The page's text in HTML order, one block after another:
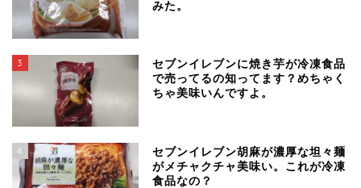
みた。
3
セブンイレブンに焼き芋が冷凍食品
で売ってるの知ってます？めちゃく
ちゃ美味いんですよ。
4
セブンイレブン胡麻が濃厚な坦々麺
がメチャクチャ美味い。これが冷凍
食品なの？